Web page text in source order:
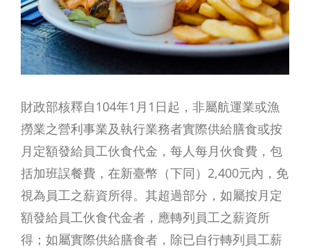
財政部核釋自104年1月1日起，非屬航運業或漁
撈業之營利事業及執行業務者實際供給膳食或按
月定額發給員工伙食代金，每人每月伙食費，包
括加班誤餐費，在新臺幣（下同）2,400元內，免
視為員工之薪資所得。其超過部分，如屬按月定
額發給員工伙食代金者，應轉列員工之薪資所
得；如屬實際供給膳食者，除已自行轉列員工薪